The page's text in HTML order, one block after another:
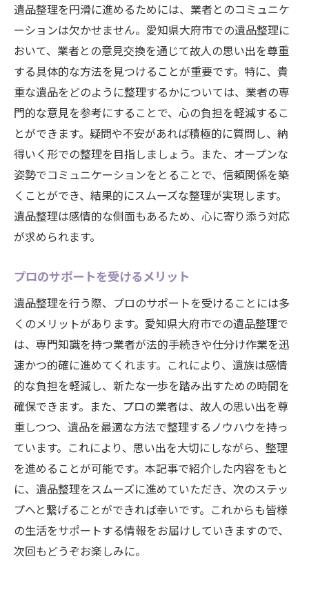
遺品整理を円滑に進めるためには、業者とのコミュニケ
ーションは欠かせません。愛知県大府市での遺品整理に
おいて、業者との意見交換を通じて故人の思い出を尊重
する具体的な方法を見つけることが重要です。特に、貴
重な遺品をどのように整理するかについては、業者の専
門的な意見を参考にすることで、心の負担を軽減するこ
とができます。疑問や不安があれば積極的に質問し、納
得いく形での整理を目指しましょう。また、オープンな
姿勢でコミュニケーションをとることで、信頼関係を築
くことができ、結果的にスムーズな整理が実現します。
遺品整理は感情的な側面もあるため、心に寄り添う対応
が求められます。
プロのサポートを受けるメリット
遺品整理を行う際、プロのサポートを受けることには多
くのメリットがあります。愛知県大府市での遺品整理で
は、専門知識を持つ業者が法的手続きや仕分け作業を迅
速かつ的確に進めてくれます。これにより、遺族は感情
的な負担を軽減し、新たな一歩を踏み出すための時間を
確保できます。また、プロの業者は、故人の思い出を尊
重しつつ、遺品を最適な方法で整理するノウハウを持っ
ています。これにより、思い出を大切にしながら、整理
を進めることが可能です。本記事で紹介した内容をもと
に、遺品整理をスムーズに進めていただき、次のステッ
プへと繋げることができれば幸いです。これからも皆様
の生活をサポートする情報をお届けしていきますので、
次回もどうぞお楽しみに。